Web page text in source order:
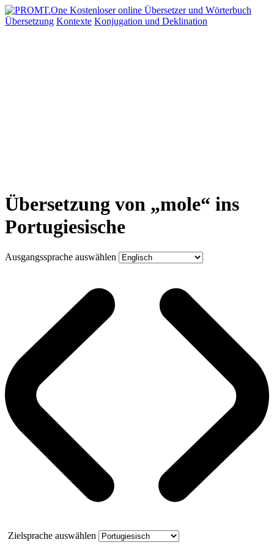
Übersetzung Kontexte Konjugation und Deklination
Übersetzung von „mole“ ins
Portugiesische
Ausgangssprache auswählen
Zielsprache auswählen